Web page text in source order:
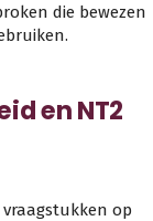
die bewezen
en NT2
op